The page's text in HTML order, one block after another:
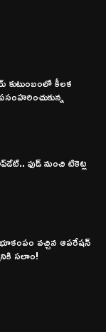
కీలక
ఫుడ్ నుంచి టికెట్ల
వచ్చిన ఆపరేషన్
సలాం!